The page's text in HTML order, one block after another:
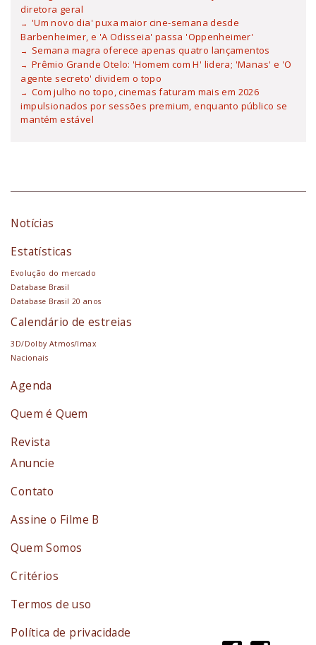
diretora geral
'Um novo dia' puxa maior cine-semana desde
Barbenheimer, e 'A Odisseia' passa 'Oppenheimer'
Semana magra oferece apenas quatro lançamentos
Prêmio Grande Otelo: 'Homem com H' lidera; 'Manas' e 'O
agente secreto' dividem o topo
Com julho no topo, cinemas faturam mais em 2026
impulsionados por sessões premium, enquanto público se
mantém estável
Notícias
Estatísticas
Evolução do mercado
Database Brasil
Database Brasil 20 anos
Calendário de estreias
3D/Dolby Atmos/Imax
Nacionais
Agenda
Quem é Quem
Revista
Anuncie
Contato
Assine o Filme B
Quem Somos
Critérios
Termos de uso
Política de privacidade